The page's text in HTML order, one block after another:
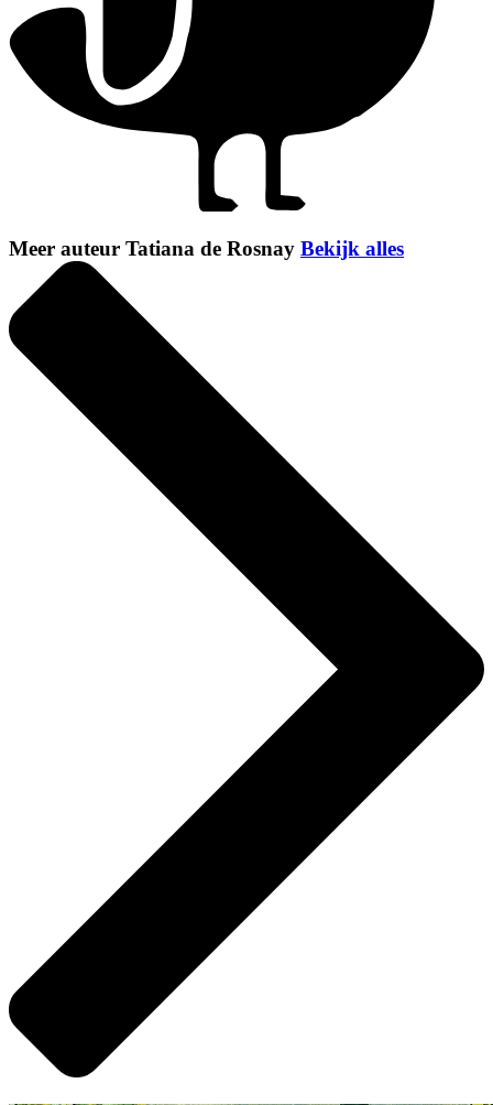
Meer auteur Tatiana de Rosnay Bekijk alles